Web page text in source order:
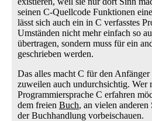
seinen C-Quellcode Funktionen
lässt sich auch ein in C verfasstes
Umständen nicht mehr einfach so
übertragen, sondern muss für ein
geschrieben werden.
Das alles macht C für den
zuweilen auch undurchsichtig. Wer
Programmiersprache C erfahren
dem freien Buch, an vielen
der Buchhandlung vorbeischauen.